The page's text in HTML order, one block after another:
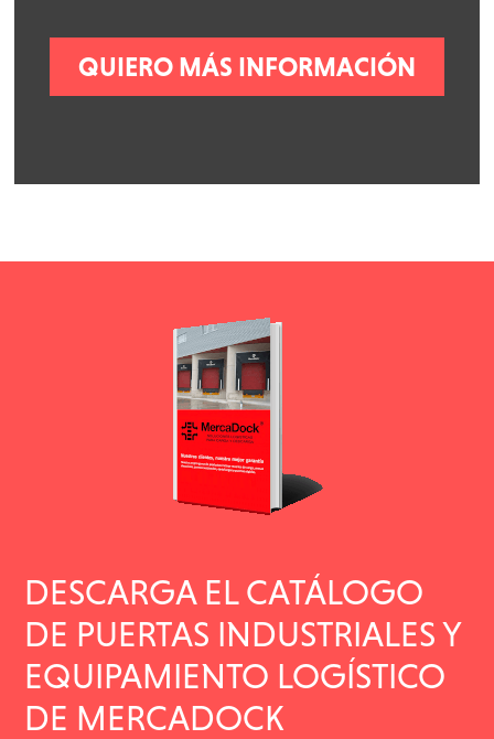
DESCARGA EL CATÁLOGO
DE PUERTAS INDUSTRIALES Y
EQUIPAMIENTO LOGÍSTICO
DE MERCADOCK